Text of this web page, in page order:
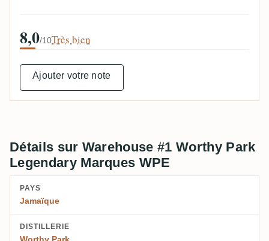
8,0/10Très bien
Ajouter votre note
Détails sur Warehouse #1 Worthy Park
Legendary Marques WPE
PAYS
Jamaïque
DISTILLERIE